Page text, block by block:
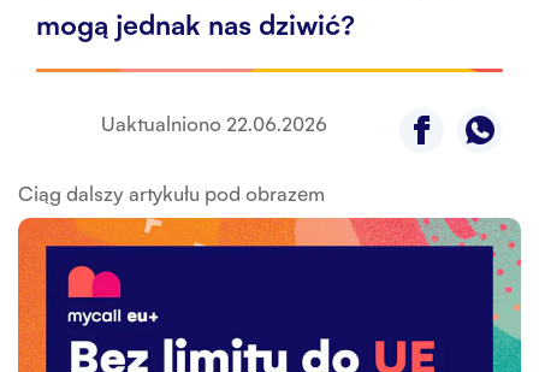
mogą jednak nas dziwić?
Uaktualniono 22.06.2026
Ciąg dalszy artykułu pod obrazem